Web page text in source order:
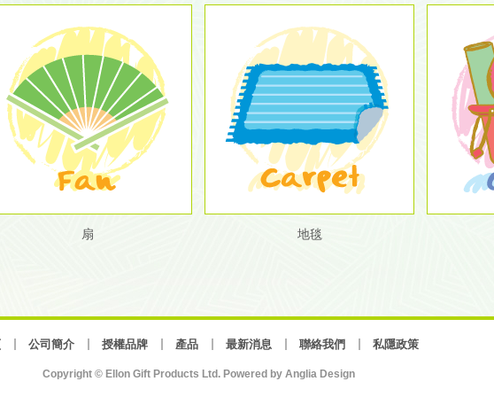
扇 地毯
公司簡介 授權品牌 產品 最新消息 聯絡我們 私隱政策
Copyright © Ellon Gift Products Ltd. Powered by Anglia Design